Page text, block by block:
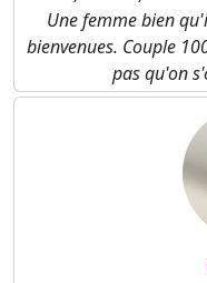
Une femme bien
bienvenues. Couple
pas qu'on